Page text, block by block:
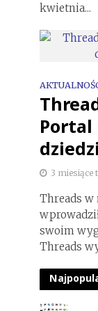
kwietnia...
Portal
3 miesiące
Threads w
swoim
Threads